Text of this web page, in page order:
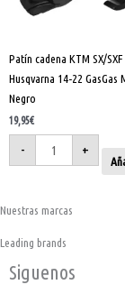
Patín cadena KTM SX/
Husqvarna 14-22 GasGas
Negro
19,95€
-
Negro
+
Nuestras marcas
Leading brands
Siguenos